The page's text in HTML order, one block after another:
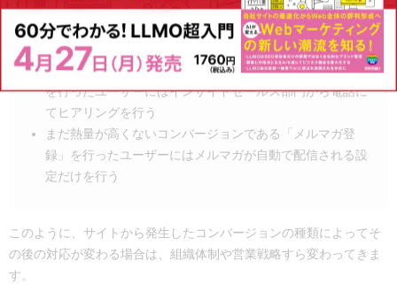
す。
熱量の高いコンバージョンである「サービス資料の請求」
を行ったユーザーにはインサイドセールス部門から電話に
てヒアリングを行う
まだ熱量が高くないコンバージョンである「メルマガ登
録」を行ったユーザーにはメルマガが自動で配信される設
定だけを行う
このように、サイトから発生したコンバージョンの種類によってそ
の後の対応が変わる場合は、組織体制や営業戦略すら変わってきま
す。